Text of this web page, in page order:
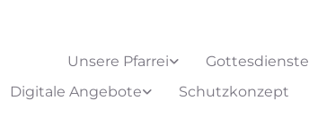
Unsere Pfarrei Gottesdienste
Digitale Angebote
Schutzkonzept